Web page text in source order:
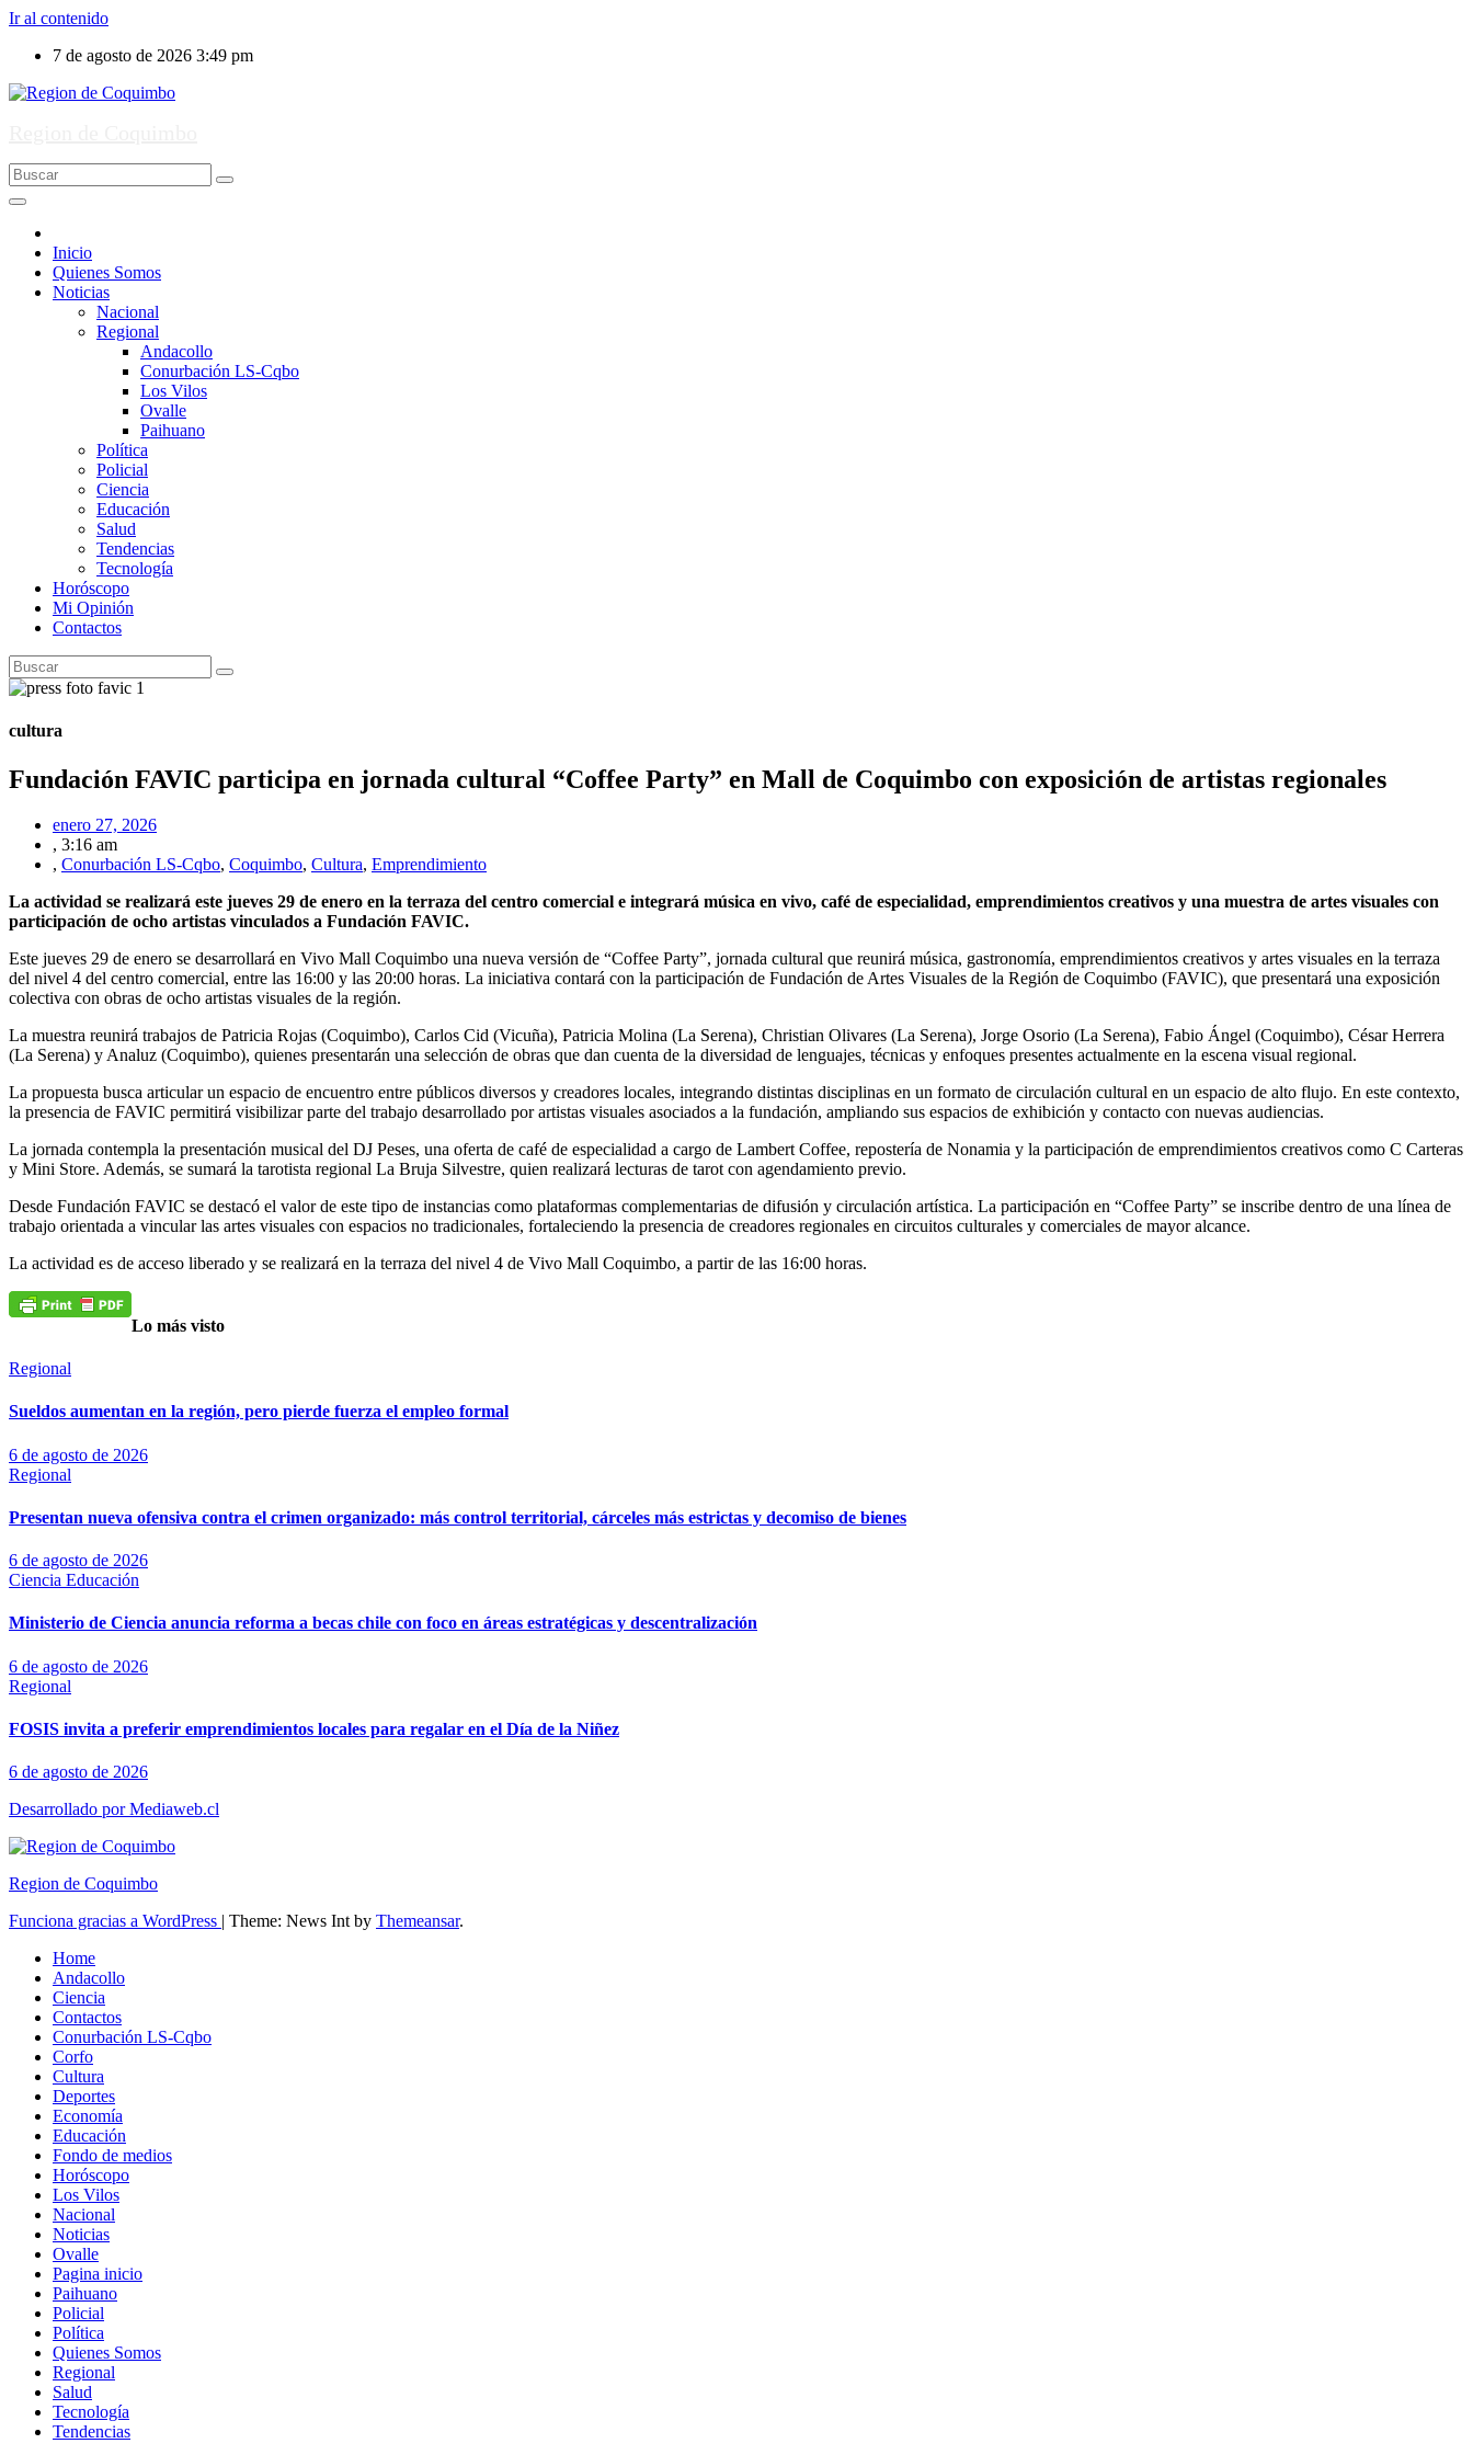
Ir al contenido
7 de agosto de 2026 3:49 pm
Inicio
Quienes Somos
Noticias
Nacional
Regional
Andacollo
Conurbación LS-Cqbo
Los Vilos
Ovalle
Paihuano
Política
Policial
Ciencia
Educación
Salud
Tendencias
Tecnología
Horóscopo
Mi Opinión
Contactos
cultura
Fundación FAVIC participa en jornada cultural “Coffee Party” en Mall de Coquimbo con exposición de artistas regionales
enero 27, 2026
, 3:16 am
, Conurbación LS-Cqbo, Coquimbo, Cultura, Emprendimiento
La actividad se realizará este jueves 29 de enero en la terraza del centro comercial e integrará música en vivo, café de especialidad, emprendimientos creativos y una muestra de artes visuales con
participación de ocho artistas vinculados a Fundación FAVIC.
Este jueves 29 de enero se desarrollará en Vivo Mall Coquimbo una nueva versión de “Coffee Party”, jornada cultural que reunirá música, gastronomía, emprendimientos creativos y artes visuales en la terraza
del nivel 4 del centro comercial, entre las 16:00 y las 20:00 horas. La iniciativa contará con la participación de Fundación de Artes Visuales de la Región de Coquimbo (FAVIC), que presentará una exposición
colectiva con obras de ocho artistas visuales de la región.
La muestra reunirá trabajos de Patricia Rojas (Coquimbo), Carlos Cid (Vicuña), Patricia Molina (La Serena), Christian Olivares (La Serena), Jorge Osorio (La Serena), Fabio Ángel (Coquimbo), César Herrera
(La Serena) y Analuz (Coquimbo), quienes presentarán una selección de obras que dan cuenta de la diversidad de lenguajes, técnicas y enfoques presentes actualmente en la escena visual regional.
La propuesta busca articular un espacio de encuentro entre públicos diversos y creadores locales, integrando distintas disciplinas en un formato de circulación cultural en un espacio de alto flujo. En este contexto,
la presencia de FAVIC permitirá visibilizar parte del trabajo desarrollado por artistas visuales asociados a la fundación, ampliando sus espacios de exhibición y contacto con nuevas audiencias.
La jornada contempla la presentación musical del DJ Peses, una oferta de café de especialidad a cargo de Lambert Coffee, repostería de Nonamia y la participación de emprendimientos creativos como C Carteras
y Mini Store. Además, se sumará la tarotista regional La Bruja Silvestre, quien realizará lecturas de tarot con agendamiento previo.
Desde Fundación FAVIC se destacó el valor de este tipo de instancias como plataformas complementarias de difusión y circulación artística. La participación en “Coffee Party” se inscribe dentro de una línea de
trabajo orientada a vincular las artes visuales con espacios no tradicionales, fortaleciendo la presencia de creadores regionales en circuitos culturales y comerciales de mayor alcance.
La actividad es de acceso liberado y se realizará en la terraza del nivel 4 de Vivo Mall Coquimbo, a partir de las 16:00 horas.
Lo más visto
Regional
Sueldos aumentan en la región, pero pierde fuerza el empleo formal
6 de agosto de 2026
Regional
Presentan nueva ofensiva contra el crimen organizado: más control territorial, cárceles más estrictas y decomiso de bienes
6 de agosto de 2026
Ciencia Educación
Ministerio de Ciencia anuncia reforma a becas chile con foco en áreas estratégicas y descentralización
6 de agosto de 2026
Regional
FOSIS invita a preferir emprendimientos locales para regalar en el Día de la Niñez
6 de agosto de 2026
Desarrollado por Mediaweb.cl
Region de Coquimbo
Funciona gracias a WordPress | Theme: News Int by Themeansar.
Home
Andacollo
Ciencia
Contactos
Conurbación LS-Cqbo
Corfo
Cultura
Deportes
Economía
Educación
Fondo de medios
Horóscopo
Los Vilos
Nacional
Noticias
Ovalle
Pagina inicio
Paihuano
Policial
Política
Quienes Somos
Regional
Salud
Tecnología
Tendencias